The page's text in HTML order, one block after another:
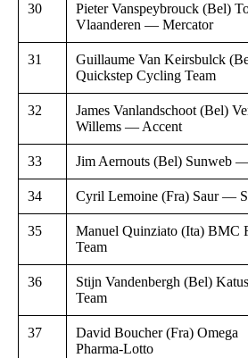
30
Pieter Vanspeybrouck (Bel)
Vlaanderen — Mercator
31
Guillaume Van Keirsbulck
Quickstep Cycling Team
32
James Vanlandschoot (Bel)
Willems — Accent
33 Jim Aernouts (Bel) Sunweb
34 Cyril Lemoine (Fra) Saur —
35
Manuel Quinziato (Ita) BMC
Team
36
Stijn Vandenbergh (Bel)
Team
37
David Boucher (Fra) Omega
Pharma-Lotto